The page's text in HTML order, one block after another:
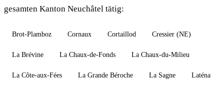
gesamten Kanton Neuchâtel tätig:
Brot-Plamboz Cornaux Cortaillod Cressier (NE)
La Brévine La Chaux-de-Fonds La Chaux-du-Milieu
La Côte-aux-Fées La Grande Béroche La Sagne Laténa